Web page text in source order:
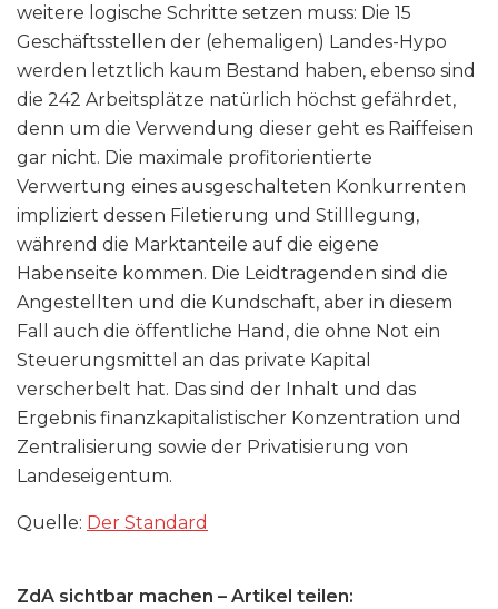
weitere logische Schritte setzen muss: Die 15
Geschäftsstellen der (ehemaligen) Landes-Hypo
werden letztlich kaum Bestand haben, ebenso sind
die 242 Arbeitsplätze natürlich höchst gefährdet,
denn um die Verwendung dieser geht es Raiffeisen
gar nicht. Die maximale profitorientierte
Verwertung eines ausgeschalteten Konkurrenten
impliziert dessen Filetierung und Stilllegung,
während die Marktanteile auf die eigene
Habenseite kommen. Die Leidtragenden sind die
Angestellten und die Kundschaft, aber in diesem
Fall auch die öffentliche Hand, die ohne Not ein
Steuerungsmittel an das private Kapital
verscherbelt hat. Das sind der Inhalt und das
Ergebnis finanzkapitalistischer Konzentration und
Zentralisierung sowie der Privatisierung von
Landeseigentum.
Quelle: Der Standard
ZdA sichtbar machen – Artikel teilen: